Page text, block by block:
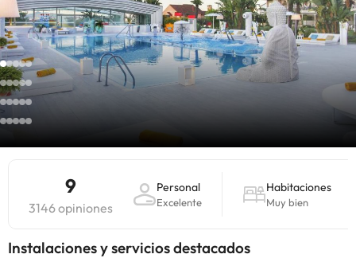
9
3146 opiniones
Personal
Excelente
Habitaciones
Muy bien
Instalaciones y servicios destacados